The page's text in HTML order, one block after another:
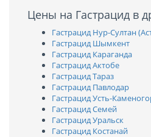
Цены на Гастрацид в
Гастрацид Нур-Султан
Гастрацид Шымкент
Гастрацид Караганда
Гастрацид Актобе
Гастрацид Тараз
Гастрацид Павлодар
Гастрацид Усть-
Гастрацид Семей
Гастрацид Уральск
Гастрацид Костанай